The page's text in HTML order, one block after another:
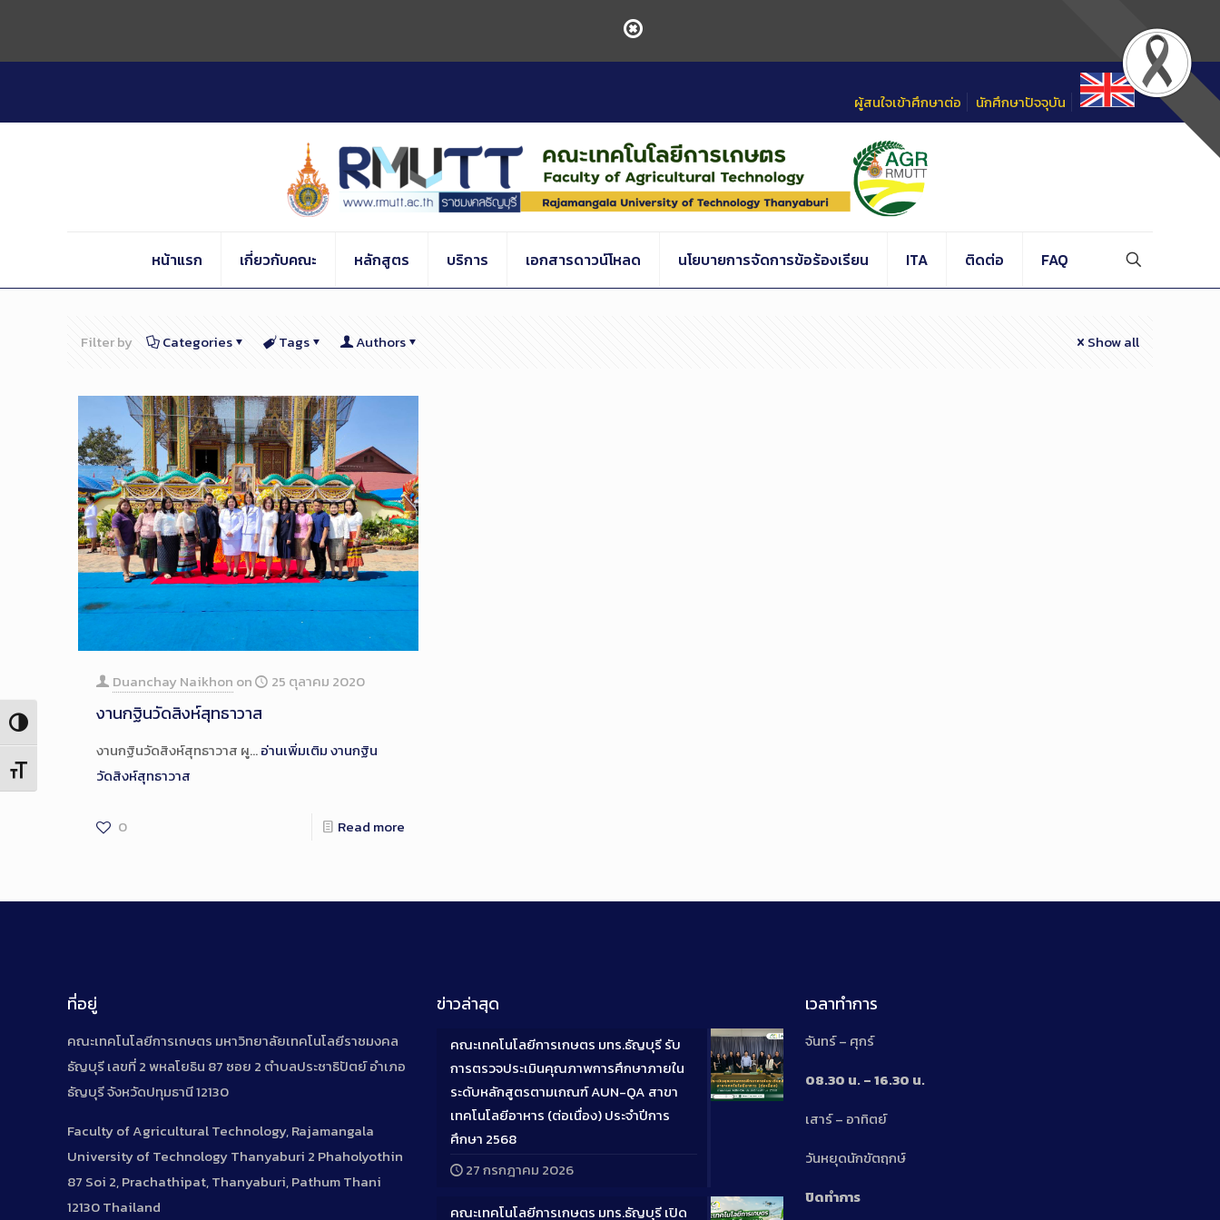
Content
Toggle High Contrast
Toggle Font size
ผู้สนใจเข้าศึกษาต่อ นักศึกษาปัจจุบัน
หน้าแรก เกี่ยวกับคณะ หลักสูตร บริการ เอกสารดาวน์โหลด นโยบายการจัดการข้อร้องเรียน ITA ติดต่อ FAQ
Filter by Categories Tags Authors Show all
Duanchay Naikhon on 25 ตุลาคม 2020
งานกฐินวัดสิงห์สุทธาวาส
งานกฐินวัดสิงห์สุทธาวาส ผู…อ่านเพิ่มเติมงานกฐิน
วัดสิงห์สุทธาวาส
0 Read more
ที่อยู่
คณะเทคโนโลยีการเกษตร มหาวิทยาลัยเทคโนโลยีราชมงคล
ธัญบุรี เลขที่ 2 พหลโยธิน 87 ซอย 2 ตำบลประชาธิปัตย์ อำเภอ
ธัญบุรี จังหวัดปทุมธานี 12130
Faculty of Agricultural Technology, Rajamangala
University of Technology Thanyaburi 2 Phaholyothin
87 Soi 2, Prachathipat, Thanyaburi, Pathum Thani
12130 Thailand
ข่าวล่าสุด
Long
Description
คณะเทคโนโลยีการเกษตร มทร.ธัญบุรี รับ
การตรวจประเมินคุณภาพการศึกษาภายใน
ระดับหลักสูตรตามเกณฑ์ AUN-QA สาขา
เทคโนโลยีอาหาร (ต่อเนื่อง) ประจำปีการ
ศึกษา 2568
27 กรกฎาคม 2026
คณะเทคโนโลยีการเกษตร มทร.ธัญบุรี เปิด
เวลาทำการ
จันทร์ – ศุกร์
08.30 น. – 16.30 น.
เสาร์ – อาทิตย์
วันหยุดนักขัตฤกษ์
ปิดทำการ